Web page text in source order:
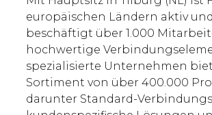
europäischen Ländern aktiv und
beschäftigt über 1.000
hochwertige
spezialisierte Unternehmen
Sortiment von über 400.000
darunter Standard-